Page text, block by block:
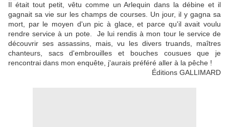
Il était tout petit, vêtu comme un Arlequin dans la débine et il
gagnait sa vie sur les champs de courses. Un jour, il y gagna sa
mort, par le moyen d'un pic à glace, et parce qu'il avait voulu
rendre service à un pote. Je lui rendis à mon tour le service de
découvrir ses assassins, mais, vu les divers truands, maîtres
chanteurs, sacs d'embrouilles et bouches cousues que je
rencontrai dans mon enquête, j'aurais préféré aller à la pêche !
Éditions GALLIMARD